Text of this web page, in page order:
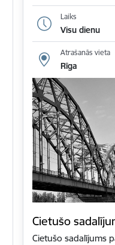
Laiks
Visu dienu
Atrašanās vieta
Rīga
Cietušo
Cietušo sadalījums